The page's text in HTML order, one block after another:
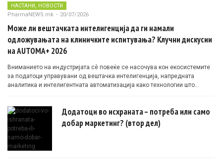
НАСТАНИ, НОВОСТИ
PharmaNEWS.mk - 20/07/2026
Може ли вештачката интелигенција да ги намали
одложувањата на клиничките испитувања? Клучни дискусии
на AUTOMA+ 2026
Вниманието на индустријата сè повеќе се насочува кон екосистемите
за податоци управувани од вештачка интелигенција, напредната
аналитика и интелигентната автоматизација како технологии што
Додатоци во исхраната – потреба или само
добар маркетинг? (втор дел)